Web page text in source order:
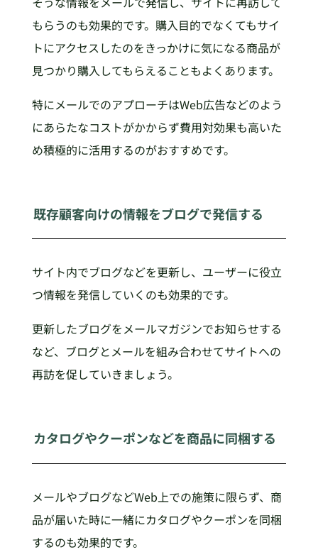
もらうのも効果的です。購入目的でなくてもサイ
トにアクセスしたのをきっかけに気になる商品が
見つかり購入してもらえることもよくあります。
特にメールでのアプローチはWeb広告などのよう
にあらたなコストがかからず費用対効果も高いた
め積極的に活用するのがおすすめです。
既存顧客向けの情報をブログで発信する
サイト内でブログなどを更新し、ユーザーに役立
つ情報を発信していくのも効果的です。
更新したブログをメールマガジンでお知らせする
など、ブログとメールを組み合わせてサイトへの
再訪を促していきましょう。
カタログやクーポンなどを商品に同梱する
メールやブログなどWeb上での施策に限らず、商
品が届いた時に一緒にカタログやクーポンを同梱
するのも効果的です。